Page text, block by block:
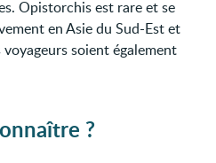
Opistorchis est rare et se
en Asie du Sud-Est et
soient également
?